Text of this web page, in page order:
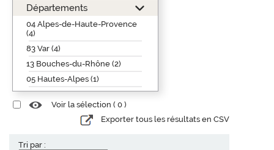
Départements
04 Alpes-de-Haute-Provence
(4)
83 Var (4)
13 Bouches-du-Rhône (2)
05 Hautes-Alpes (1)
Voir la sélection ( 0 )
Exporter tous les résultats en CSV
Tri par :